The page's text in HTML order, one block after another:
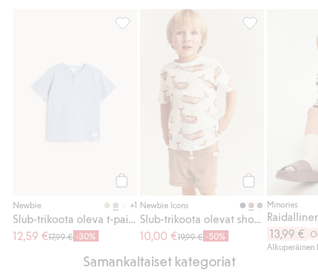
Newbie +1
12,59 €17,99 € -30%
Slub-trikoota oleva t-paita taskulla, Lisää
Newbie Icons
10,00 €19,99 € -50%
Slub-trikoota
Minories
13,99 €
Alkuperäinen
Samankaltaiset kategoriat